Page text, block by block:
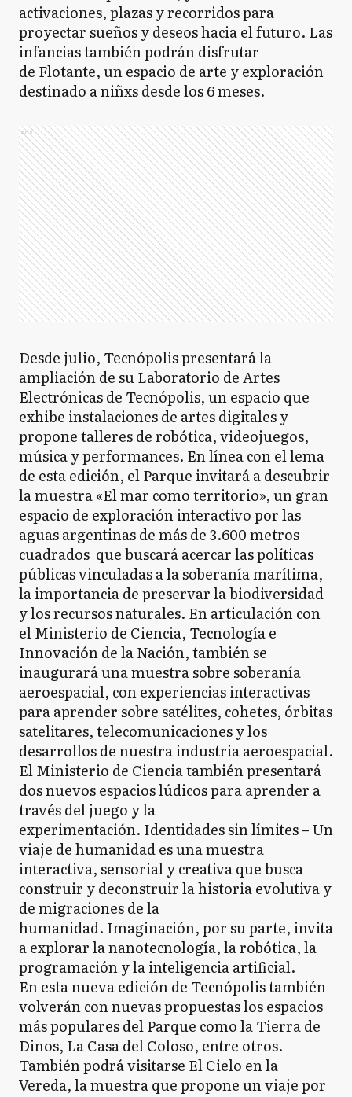
activaciones, plazas y recorridos para
proyectar sueños y deseos hacia el futuro. Las
infancias también podrán disfrutar
de Flotante, un espacio de arte y exploración
destinado a niñxs desde los 6 meses.
Ads
Desde julio, Tecnópolis presentará la
ampliación de su Laboratorio de Artes
Electrónicas de Tecnópolis, un espacio que
exhibe instalaciones de artes digitales y
propone talleres de robótica, videojuegos,
música y performances. En línea con el lema
de esta edición, el Parque invitará a descubrir
la muestra «El mar como territorio», un gran
espacio de exploración interactivo por las
aguas argentinas de más de 3.600 metros
cuadrados que buscará acercar las políticas
públicas vinculadas a la soberanía marítima,
la importancia de preservar la biodiversidad
y los recursos naturales. En articulación con
el Ministerio de Ciencia, Tecnología e
Innovación de la Nación, también se
inaugurará una muestra sobre soberanía
aeroespacial, con experiencias interactivas
para aprender sobre satélites, cohetes, órbitas
satelitares, telecomunicaciones y los
desarrollos de nuestra industria aeroespacial.
El Ministerio de Ciencia también presentará
dos nuevos espacios lúdicos para aprender a
través del juego y la
experimentación. Identidades sin límites – Un
viaje de humanidad es una muestra
interactiva, sensorial y creativa que busca
construir y deconstruir la historia evolutiva y
de migraciones de la
humanidad. Imaginación, por su parte, invita
a explorar la nanotecnología, la robótica, la
programación y la inteligencia artificial.
En esta nueva edición de Tecnópolis también
volverán con nuevas propuestas los espacios
más populares del Parque como la Tierra de
Dinos, La Casa del Coloso, entre otros.
También podrá visitarse El Cielo en la
Vereda, la muestra que propone un viaje por